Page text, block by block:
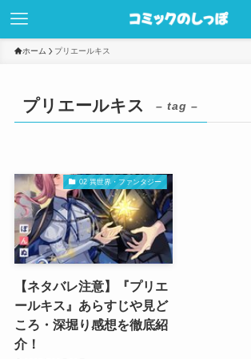
ホーム プリエールキス
プリエールキス – tag –
02 異世界・ファンタジー
【ネタバレ注意】『プリエ
ールキス』あらすじや見ど
ころ・深堀り感想を徹底紹
介！